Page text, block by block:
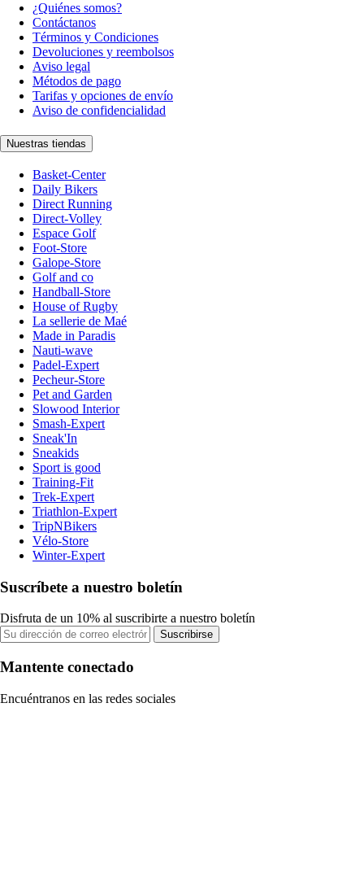
¿Quiénes somos?
Contáctanos
Términos y Condiciones
Devoluciones y reembolsos
Aviso legal
Métodos de pago
Tarifas y opciones de envío
Aviso de confidencialidad
Nuestras tiendas
Basket-Center
Daily Bikers
Direct Running
Direct-Volley
Espace Golf
Foot-Store
Galope-Store
Golf and co
Handball-Store
House of Rugby
La sellerie de Maé
Made in Paradis
Nauti-wave
Padel-Expert
Pecheur-Store
Pet and Garden
Slowood Interior
Smash-Expert
Sneak'In
Sneakids
Sport is good
Training-Fit
Trek-Expert
Triathlon-Expert
TripNBikers
Vélo-Store
Winter-Expert
Suscríbete a nuestro boletín
Disfruta de un 10% al suscribirte a nuestro boletín
Suscribirse
Mantente conectado
Encuéntranos en las redes sociales